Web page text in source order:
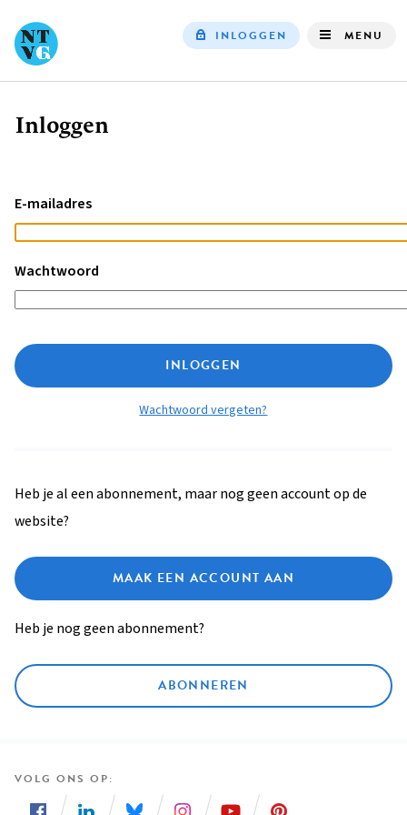
INLOGGEN MENU
Kruimelpad
Inloggen
E-mailadres
Wachtwoord
INLOGGEN
Wachtwoord vergeten?
Heb je al een abonnement, maar nog geen account op de
website?
MAAK EEN ACCOUNT AAN
Heb je nog geen abonnement?
ABONNEREN
VOLG ONS OP